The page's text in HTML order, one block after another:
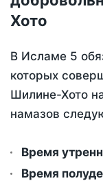
Хото
В Исламе 5
которых
Шилине-Хото
намазов
Время
Время